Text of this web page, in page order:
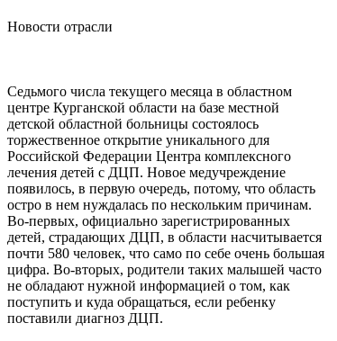
Новости отрасли
Седьмого числа текущего месяца в областном
центре Курганской области на базе местной
детской областной больницы состоялось
торжественное открытие уникального для
Российской Федерации Центра комплексного
лечения детей с ДЦП. Новое медучреждение
появилось, в первую очередь, потому, что область
остро в нем нуждалась по нескольким причинам.
Во-первых, официально зарегистрированных
детей, страдающих ДЦП, в области насчитывается
почти 580 человек, что само по себе очень большая
цифра. Во-вторых, родители таких малышей часто
не обладают нужной информацией о том, как
поступить и куда обращаться, если ребенку
поставили диагноз ДЦП.